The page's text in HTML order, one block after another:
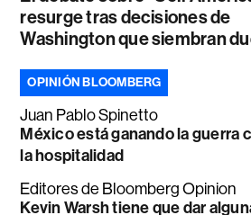
resurge tras decisiones de
Washington que siembran
OPINIÓN BLOOMBERG
Juan Pablo Spinetto
México está ganando la guerra
la hospitalidad
Editores de Bloomberg Opinion
Kevin Warsh tiene que dar